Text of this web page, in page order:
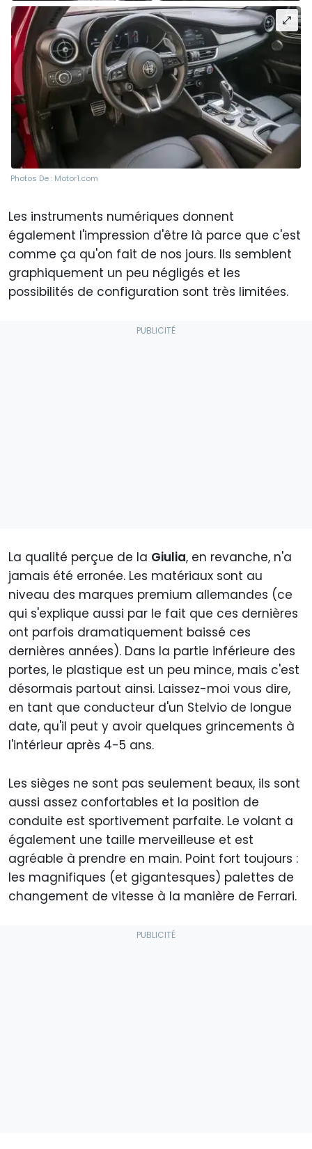
Photos De : Motor1.com
Les instruments numériques donnent
également l'impression d'être là parce que c'est
comme ça qu'on fait de nos jours. Ils semblent
graphiquement un peu négligés et les
possibilités de configuration sont très limitées.
La qualité perçue de la Giulia, en revanche, n'a
jamais été erronée. Les matériaux sont au
niveau des marques premium allemandes (ce
qui s'explique aussi par le fait que ces dernières
ont parfois dramatiquement baissé ces
dernières années). Dans la partie inférieure des
portes, le plastique est un peu mince, mais c'est
désormais partout ainsi. Laissez-moi vous dire,
en tant que conducteur d'un Stelvio de longue
date, qu'il peut y avoir quelques grincements à
l'intérieur après 4-5 ans.
Les sièges ne sont pas seulement beaux, ils sont
aussi assez confortables et la position de
conduite est sportivement parfaite. Le volant a
également une taille merveilleuse et est
agréable à prendre en main. Point fort toujours :
les magnifiques (et gigantesques) palettes de
changement de vitesse à la manière de Ferrari.